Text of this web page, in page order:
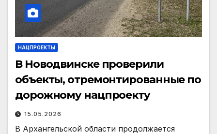
НАЦПРОЕКТЫ
В Новодвинске проверили
объекты, отремонтированные по
дорожному нацпроекту
15.05.2026
В Архангельской области продолжается